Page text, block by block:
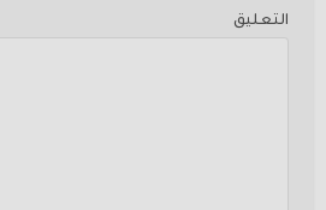
التعليق